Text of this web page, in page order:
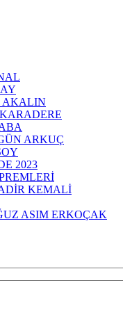
AKALIN
ARKUÇ
2023
KEMALİ
ASIM ERKOÇAK